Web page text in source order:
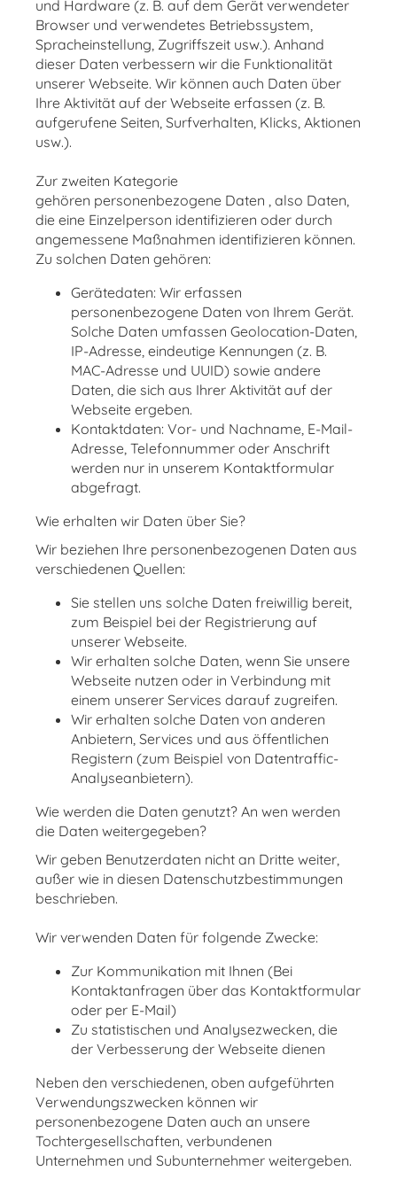
und Hardware (z. B. auf dem Gerät verwendeter
Browser und verwendetes Betriebssystem,
Spracheinstellung, Zugriffszeit usw.). Anhand
dieser Daten verbessern wir die Funktionalität
unserer Webseite. Wir können auch Daten über
Ihre Aktivität auf der Webseite erfassen (z. B.
aufgerufene Seiten, Surfverhalten, Klicks, Aktionen
usw.).
Zur zweiten Kategorie
gehören personenbezogene Daten , also Daten,
die eine Einzelperson identifizieren oder durch
angemessene Maßnahmen identifizieren können.
Zu solchen Daten gehören:
Gerätedaten: Wir erfassen
personenbezogene Daten von Ihrem Gerät.
Solche Daten umfassen Geolocation-Daten,
IP-Adresse, eindeutige Kennungen (z. B.
MAC-Adresse und UUID) sowie andere
Daten, die sich aus Ihrer Aktivität auf der
Webseite ergeben.
Kontaktdaten: Vor- und Nachname, E-Mail-
Adresse, Telefonnummer oder Anschrift
werden nur in unserem Kontaktformular
abgefragt.
Wie erhalten wir Daten über Sie?
Wir beziehen Ihre personenbezogenen Daten aus
verschiedenen Quellen:
Sie stellen uns solche Daten freiwillig bereit,
zum Beispiel bei der Registrierung auf
unserer Webseite.
Wir erhalten solche Daten, wenn Sie unsere
Webseite nutzen oder in Verbindung mit
einem unserer Services darauf zugreifen.
Wir erhalten solche Daten von anderen
Anbietern, Services und aus öffentlichen
Registern (zum Beispiel von Datentraffic-
Analyseanbietern).
Wie werden die Daten genutzt? An wen werden
die Daten weitergegeben?
Wir geben Benutzerdaten nicht an Dritte weiter,
außer wie in diesen Datenschutzbestimmungen
beschrieben.
Wir verwenden Daten für folgende Zwecke:
Zur Kommunikation mit Ihnen (Bei
Kontaktanfragen über das Kontaktformular
oder per E-Mail)
Zu statistischen und Analysezwecken, die
der Verbesserung der Webseite dienen
Neben den verschiedenen, oben aufgeführten
Verwendungszwecken können wir
personenbezogene Daten auch an unsere
Tochtergesellschaften, verbundenen
Unternehmen und Subunternehmer weitergeben.